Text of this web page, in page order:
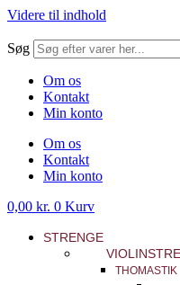
Videre til indhold
Søg
Om os
Kontakt
Min konto
Om os
Kontakt
Min konto
0,00 kr. 0 Kurv
STRENGE
THOMASTIK